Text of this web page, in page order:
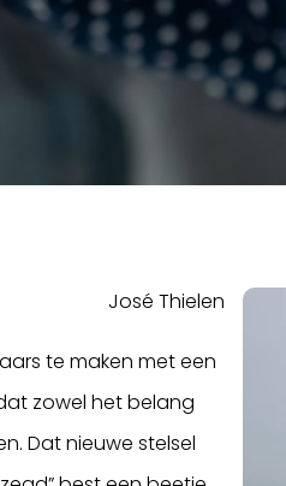
José Thielen
te maken met een
zowel het belang
Dat nieuwe stelsel